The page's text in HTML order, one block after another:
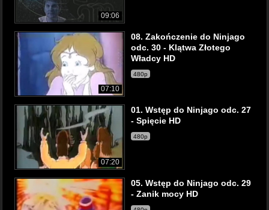
09:06
07:10
08. Zakończenie do Ninjago
odc. 30 - Klątwa Złotego
Władcy HD
480p
07:20
01. Wstęp do Ninjago odc. 27
- Spięcie HD
480p
05. Wstęp do Ninjago odc. 29
- Zanik mocy HD